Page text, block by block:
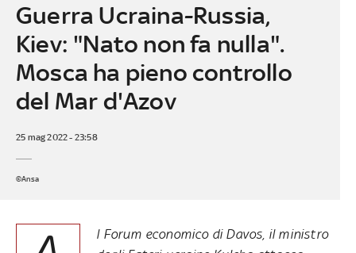
Guerra Ucraina-Russia,
Kiev: "Nato non fa nulla".
Mosca ha pieno controllo
del Mar d'Azov
25 mag 2022 - 23:58
©Ansa
l Forum economico di Davos, il ministro